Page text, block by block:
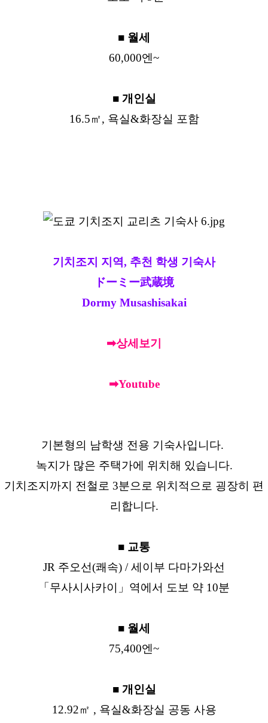
■ 월세
60,000엔~
■ 개인실
16.5㎡, 욕실&화장실 포함
기치조지 지역, 추천 학생 기숙사
ドーミー武蔵境
Dormy Musashisakai
➡상세보기
➡Youtube
기본형의 남학생 전용 기숙사입니다.
녹지가 많은 주택가에 위치해 있습니다.
기치조지까지 전철로 3분으로 위치적으로 굉장히 편
리합니다.
■ 교통
JR 주오선(쾌속) / 세이부 다마가와선
「무사시사카이」역에서 도보 약 10분
■ 월세
75,400엔~
■ 개인실
12.92㎡ , 욕실&화장실 공동 사용